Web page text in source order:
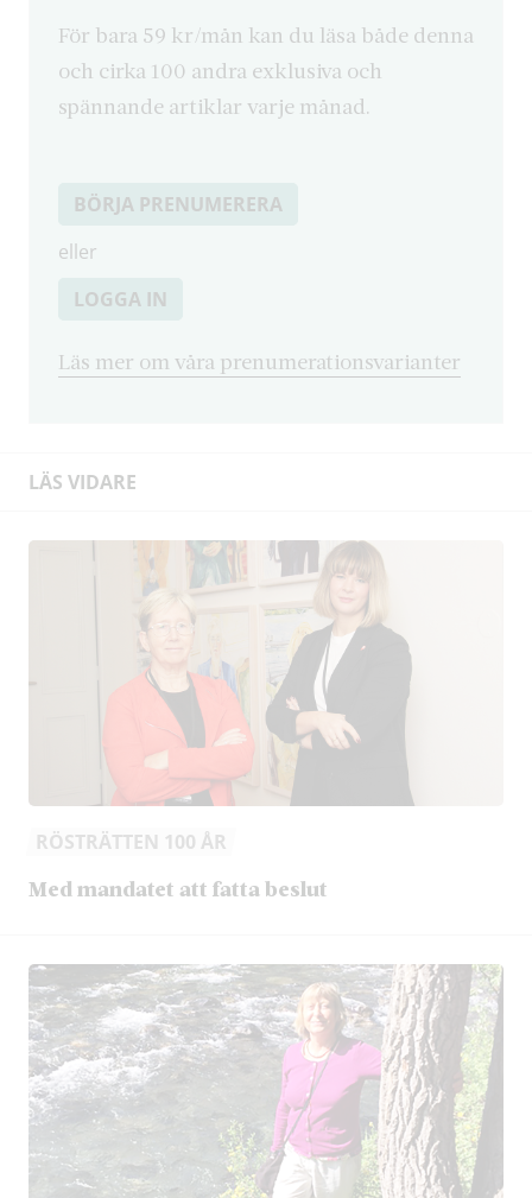
För bara 59 kr/mån kan du läsa både denna
och cirka 100 andra exklusiva och
spännande artiklar varje månad.
BÖRJA PRENUMERERA
eller
LOGGA IN
Läs mer om våra prenumerationsvarianter
LÄS VIDARE
RÖSTRÄTTEN 100 ÅR
Med mandatet att fatta beslut